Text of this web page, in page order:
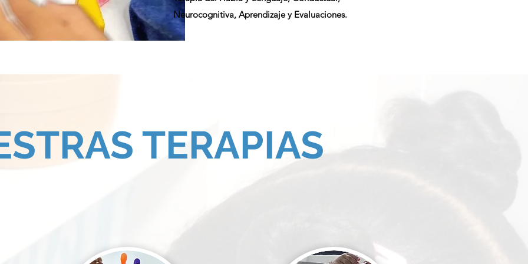
Neurocognitiva, Aprendizaje y Evaluaciones.
TERAPIAS